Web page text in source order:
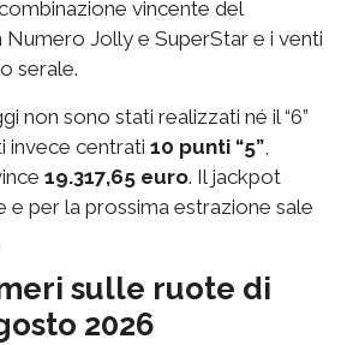
vincente del
Jolly e SuperStar e i venti
serale.
non sono stati realizzati né il “6”
invece centrati 10 punti “5”,
19.317,65 euro. Il jackpot
e per la prossima estrazione sale
sulle ruote di
2026